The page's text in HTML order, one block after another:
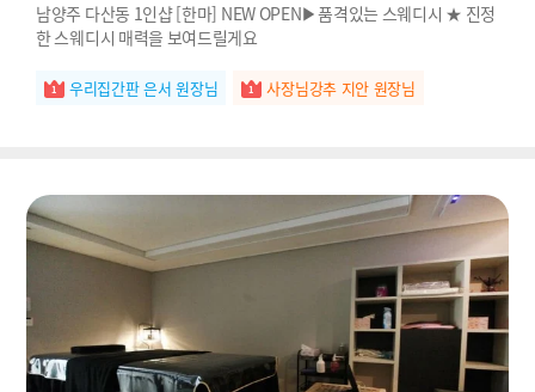
남양주 다산동 1인샵 [한마] NEW OPEN▶품격있는 스웨디시 ★ 진정
한 스웨디시 매력을 보여드릴게요
우리집간판 은서 원장님 사장님강추 지안 원장님